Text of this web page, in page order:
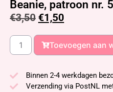
Beanie, patroon nr.
€3,50 €1,50
Toevoegen aan
Binnen 2-4 werkdagen
Verzending via PostNL